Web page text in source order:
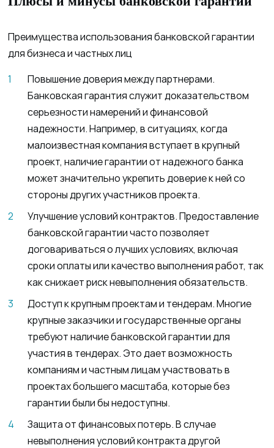
Преимущества использования банковской гарантии
для бизнеса и частных лиц
Повышение доверия между партнерами.
Банковская гарантия служит доказательством
серьезности намерений и финансовой
надежности. Например, в ситуациях, когда
малоизвестная компания вступает в крупный
проект, наличие гарантии от надежного банка
может значительно укрепить доверие к ней со
стороны других участников проекта.
Улучшение условий контрактов. Предоставление
банковской гарантии часто позволяет
договариваться о лучших условиях, включая
сроки оплаты или качество выполнения работ, так
как снижает риск невыполнения обязательств.
Доступ к крупным проектам и тендерам. Многие
крупные заказчики и государственные органы
требуют наличие банковской гарантии для
участия в тендерах. Это дает возможность
компаниям и частным лицам участвовать в
проектах большего масштаба, которые без
гарантии были бы недоступны.
Защита от финансовых потерь. В случае
невыполнения условий контракта другой